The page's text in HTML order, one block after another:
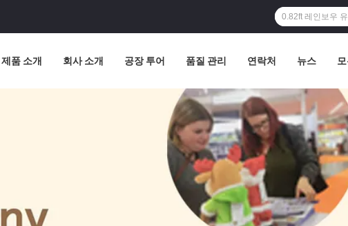
제품 소개 회사 소개 공장 투어 품질 관리 연락처 뉴스